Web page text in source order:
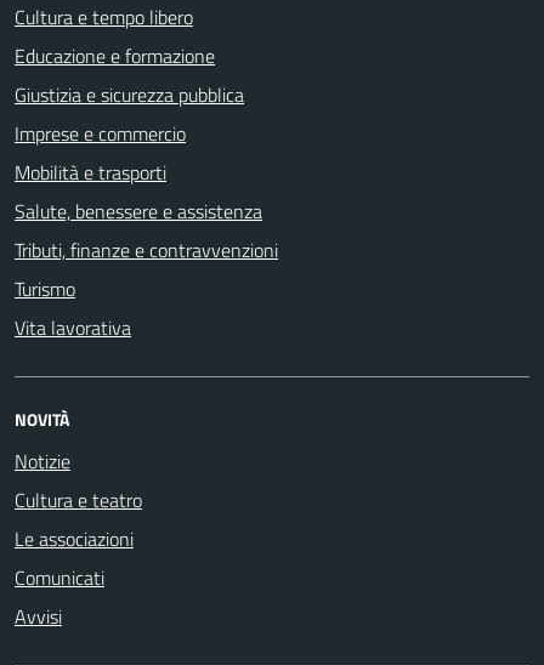
Cultura e tempo libero
Educazione e formazione
Giustizia e sicurezza pubblica
Imprese e commercio
Mobilità e trasporti
Salute, benessere e assistenza
Tributi, finanze e contravvenzioni
Turismo
Vita lavorativa
NOVITÀ
Notizie
Cultura e teatro
Le associazioni
Comunicati
Avvisi